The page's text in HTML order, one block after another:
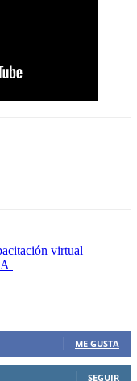
virtual
ME GUSTA
SEGUIR